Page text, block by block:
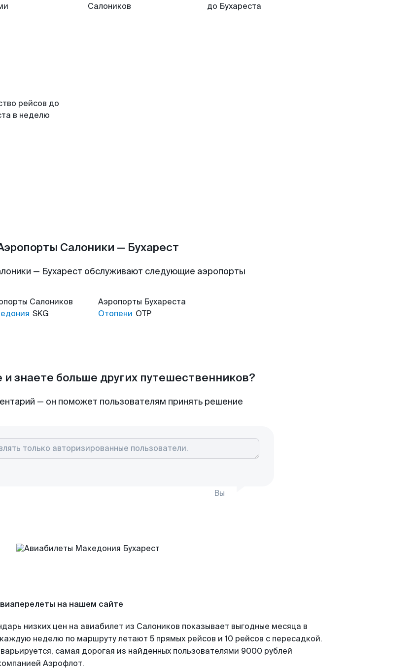
Салоников
до Бухареста
рейсов до
в неделю
Салоники — Бухарест
— Бухарест обслуживают следующие аэропорты
Салоников
SKG
Аэропорты Бухареста
Отопени OTP
и знаете больше других путешественников?
— он поможет пользователям принять решение
Вы
на нашем сайте
низких цен на авиабилет из Салоников показывает выгодные месяца в
неделю по маршруту летают 5 прямых рейсов и 10 рейсов с пересадкой.
самая дорогая из найденных пользователями 9000 рублей
Аэрофлот.